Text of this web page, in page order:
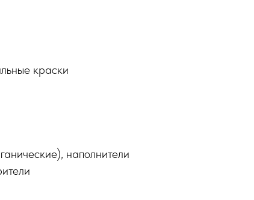
краски
наполнители